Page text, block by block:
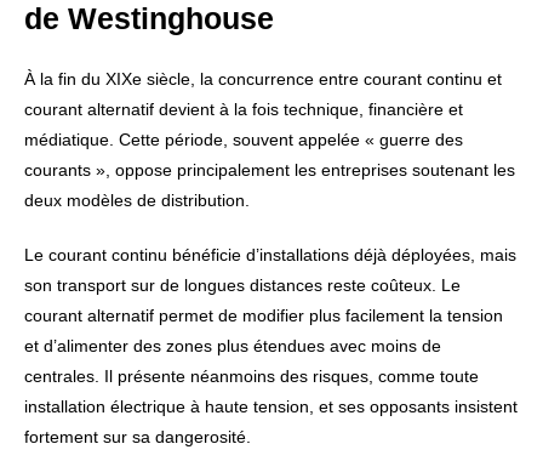
de Westinghouse
À la fin du XIXe siècle, la concurrence entre courant continu et
courant alternatif devient à la fois technique, financière et
médiatique. Cette période, souvent appelée « guerre des
courants », oppose principalement les entreprises soutenant les
deux modèles de distribution.
Le courant continu bénéficie d’installations déjà déployées, mais
son transport sur de longues distances reste coûteux. Le
courant alternatif permet de modifier plus facilement la tension
et d’alimenter des zones plus étendues avec moins de
centrales. Il présente néanmoins des risques, comme toute
installation électrique à haute tension, et ses opposants insistent
fortement sur sa dangerosité.